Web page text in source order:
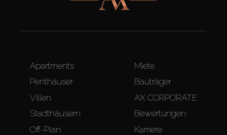
Apartments
Penthäuser
Villen
Stadthäusern
Off-Plan
Miete
Bauträger
AX CORPORATE
Bewertungen
Karriere